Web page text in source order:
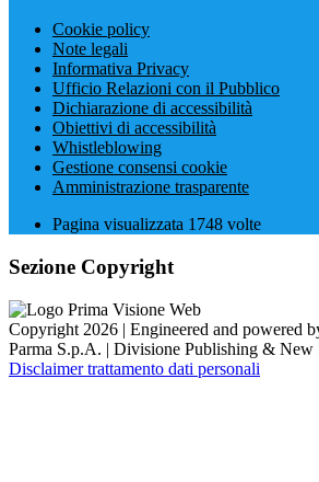
Cookie policy
Note legali
Informativa Privacy
Ufficio Relazioni con il Pubblico
Dichiarazione di accessibilità
Obiettivi di accessibilità
Whistleblowing
Gestione consensi cookie
Amministrazione trasparente
Pagina visualizzata 1748 volte
Sezione Copyright
Copyright 2026 | Engineered and powered
Parma S.p.A. | Divisione Publishing & New
Disclaimer trattamento dati personali